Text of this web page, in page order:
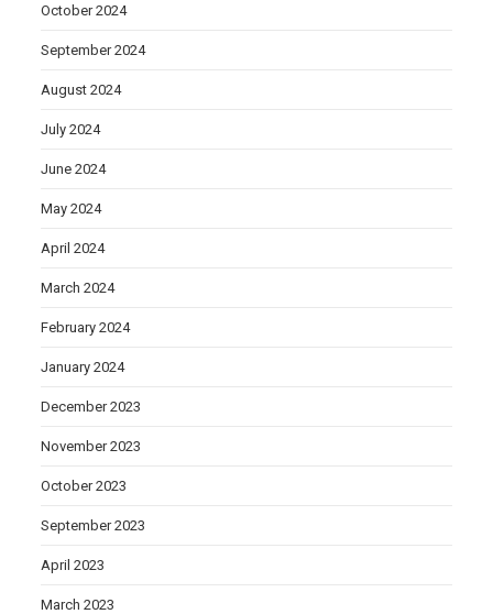
October 2024
September 2024
August 2024
July 2024
June 2024
May 2024
April 2024
March 2024
February 2024
January 2024
December 2023
November 2023
October 2023
September 2023
April 2023
March 2023